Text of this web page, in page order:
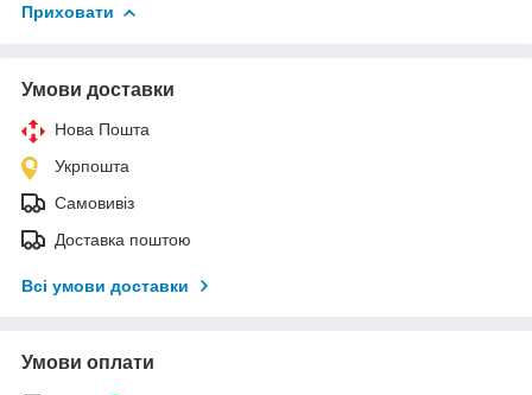
Приховати
Умови доставки
Нова Пошта
Укрпошта
Самовивіз
Доставка поштою
Всі умови доставки
Умови оплати